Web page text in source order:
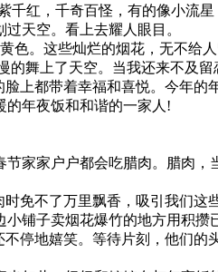
红，千奇百怪，有的像小流
天空。看上去耀人眼目。
。这些灿烂的烟花，无不给
舞上了天空。当我还来不及
上都带着幸福和喜悦。今年的
的年夜饭和和谐的一家人!
家家户户都会吃腊肉。腊肉
免不了万里飘香，吸引我们这
铺子卖烟花爆竹的地方用积攒
停地嬉笑。等待片刻，他们